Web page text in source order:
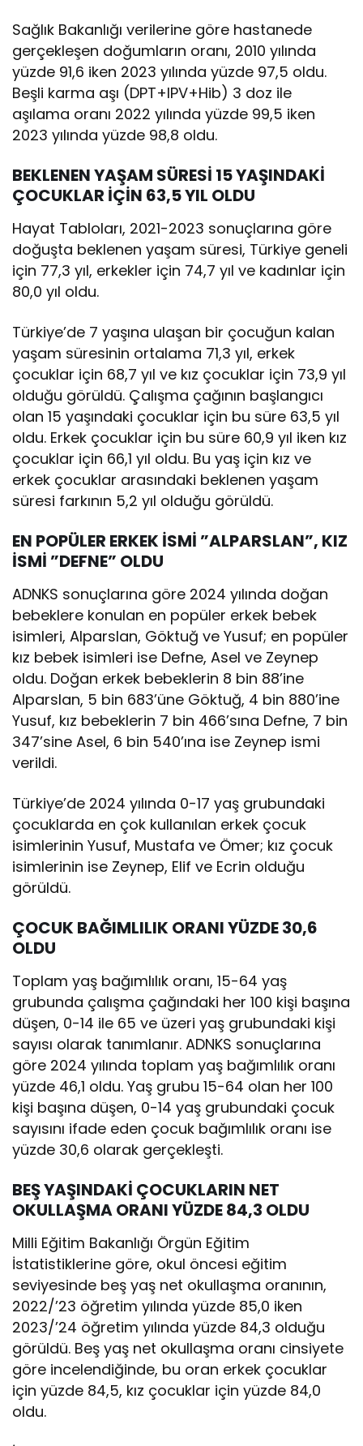
Sağlık Bakanlığı verilerine göre hastanede
gerçekleşen doğumların oranı, 2010 yılında
yüzde 91,6 iken 2023 yılında yüzde 97,5 oldu.
Beşli karma aşı (DPT+IPV+Hib) 3 doz ile
aşılama oranı 2022 yılında yüzde 99,5 iken
2023 yılında yüzde 98,8 oldu.
BEKLENEN YAŞAM SÜRESİ 15 YAŞINDAKİ
ÇOCUKLAR İÇİN 63,5 YIL OLDU
Hayat Tabloları, 2021-2023 sonuçlarına göre
doğuşta beklenen yaşam süresi, Türkiye geneli
için 77,3 yıl, erkekler için 74,7 yıl ve kadınlar için
80,0 yıl oldu.
Türkiye’de 7 yaşına ulaşan bir çocuğun kalan
yaşam süresinin ortalama 71,3 yıl, erkek
çocuklar için 68,7 yıl ve kız çocuklar için 73,9 yıl
olduğu görüldü. Çalışma çağının başlangıcı
olan 15 yaşındaki çocuklar için bu süre 63,5 yıl
oldu. Erkek çocuklar için bu süre 60,9 yıl iken kız
çocuklar için 66,1 yıl oldu. Bu yaş için kız ve
erkek çocuklar arasındaki beklenen yaşam
süresi farkının 5,2 yıl olduğu görüldü.
EN POPÜLER ERKEK İSMİ ”ALPARSLAN”, KIZ
İSMİ ”DEFNE” OLDU
ADNKS sonuçlarına göre 2024 yılında doğan
bebeklere konulan en popüler erkek bebek
isimleri, Alparslan, Göktuğ ve Yusuf; en popüler
kız bebek isimleri ise Defne, Asel ve Zeynep
oldu. Doğan erkek bebeklerin 8 bin 88’ine
Alparslan, 5 bin 683’üne Göktuğ, 4 bin 880’ine
Yusuf, kız bebeklerin 7 bin 466’sına Defne, 7 bin
347’sine Asel, 6 bin 540’ına ise Zeynep ismi
verildi.
Türkiye’de 2024 yılında 0-17 yaş grubundaki
çocuklarda en çok kullanılan erkek çocuk
isimlerinin Yusuf, Mustafa ve Ömer; kız çocuk
isimlerinin ise Zeynep, Elif ve Ecrin olduğu
görüldü.
ÇOCUK BAĞIMLILIK ORANI YÜZDE 30,6
OLDU
Toplam yaş bağımlılık oranı, 15-64 yaş
grubunda çalışma çağındaki her 100 kişi başına
düşen, 0-14 ile 65 ve üzeri yaş grubundaki kişi
sayısı olarak tanımlanır. ADNKS sonuçlarına
göre 2024 yılında toplam yaş bağımlılık oranı
yüzde 46,1 oldu. Yaş grubu 15-64 olan her 100
kişi başına düşen, 0-14 yaş grubundaki çocuk
sayısını ifade eden çocuk bağımlılık oranı ise
yüzde 30,6 olarak gerçekleşti.
BEŞ YAŞINDAKİ ÇOCUKLARIN NET
OKULLAŞMA ORANI YÜZDE 84,3 OLDU
Milli Eğitim Bakanlığı Örgün Eğitim
İstatistiklerine göre, okul öncesi eğitim
seviyesinde beş yaş net okullaşma oranının,
2022/’23 öğretim yılında yüzde 85,0 iken
2023/’24 öğretim yılında yüzde 84,3 olduğu
görüldü. Beş yaş net okullaşma oranı cinsiyete
göre incelendiğinde, bu oran erkek çocuklar
için yüzde 84,5, kız çocuklar için yüzde 84,0
oldu.